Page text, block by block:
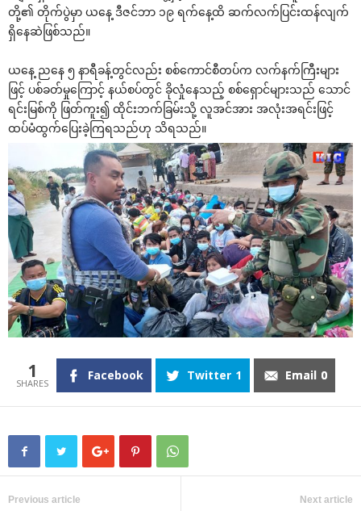
တို့၏ တိုက်ပွဲမှာ ယ‌နေ့ ဒီဇင်ဘာ ၁၉ ရက်‌နေ့ထိ ဆက်လက်ပြင်းထန်လျက်
ရှိ‌နေဆဲဖြစ်သည်။
ယ‌နေ့ ည‌နေ ၅ နာရီခန့်တွင်လည်း စစ်‌ကောင်စီတပ်က လက်နက်ကြီးများ
ဖြင့် ပစ်ခတ်မှု‌ကြောင့် နယ်စပ်တွင် ခိုလှုံ‌နေသည့် စစ်‌ရှောင်များသည် ‌သောင်
ရင်းမြစ်ကို ဖြတ်ကူး၍ ထိုင်းဘက်ခြမ်းသို့ လူအင်အား အလုံးအရင်းဖြင့်
ထပ်မံထွက်‌ပြေးခဲ့ကြရသည်ဟု သိရသည်။
1 Facebook Twitter 1 Email 0
Previous article Next article